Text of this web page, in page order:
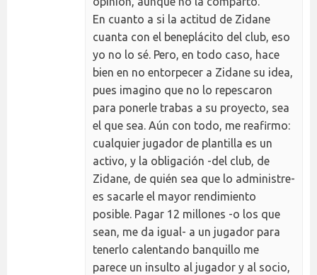
En cuanto a si la actitud de Zidane
cuanta con el beneplácito del club, eso
yo no lo sé. Pero, en todo caso, hace
bien en no entorpecer a Zidane su idea,
pues imagino que no lo repescaron
para ponerle trabas a su proyecto, sea
el que sea. Aún con todo, me reafirmo:
cualquier jugador de plantilla es un
activo, y la obligación -del club, de
Zidane, de quién sea que lo administre-
es sacarle el mayor rendimiento
posible. Pagar 12 millones -o los que
sean, me da igual- a un jugador para
tenerlo calentando banquillo me
parece un insulto al jugador y al socio,